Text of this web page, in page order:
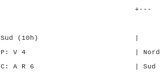
| SA P
| Nord - -
6 | Sud - -